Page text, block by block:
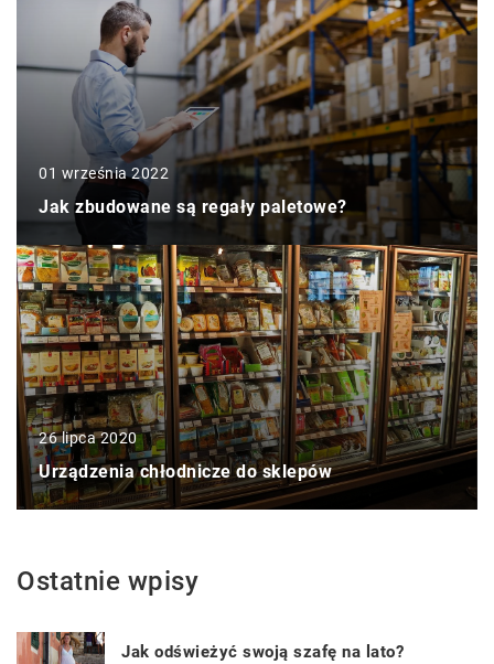
01 września 2022
Jak zbudowane są regały paletowe?
26 lipca 2020
Urządzenia chłodnicze do sklepów
Ostatnie wpisy
Jak odświeżyć swoją szafę na lato?